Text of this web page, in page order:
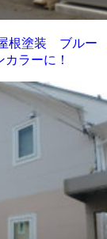
根塗装 ブルー
ラーに！